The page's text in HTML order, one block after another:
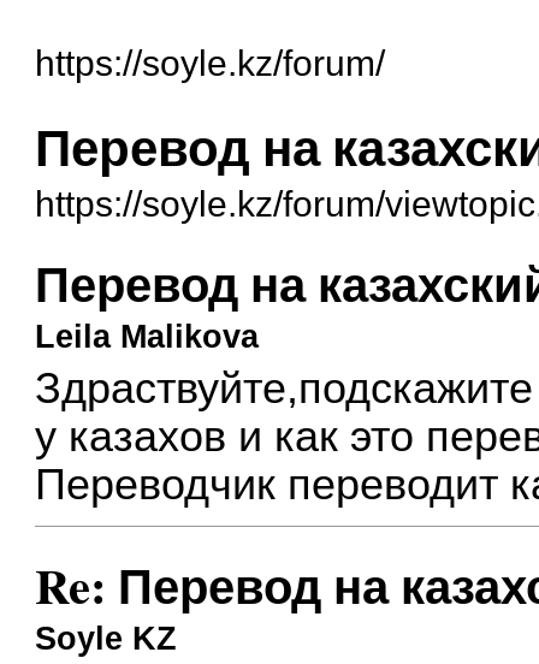
https://soyle.kz/forum/
Перевод на
https://soyle.kz/forum/
Перевод на
Leila Malikova
у казахов и как это
Переводчик переводит
Re: Перевод на
Soyle KZ